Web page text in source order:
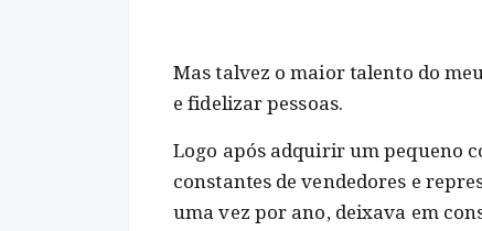
Mas talvez o maior talento do
e fidelizar pessoas.
Logo após adquirir um pequeno
constantes de vendedores e
uma vez por ano, deixava em